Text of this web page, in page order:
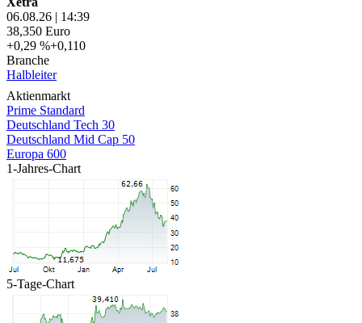
06.08.26 | 14:39
38,350 Euro
+0,29 %+0,110
Branche
Halbleiter
Aktienmarkt
Prime Standard
Deutschland Tech 30
Deutschland Mid Cap 50
Europa 600
1-Jahres-Chart
5-Tage-Chart